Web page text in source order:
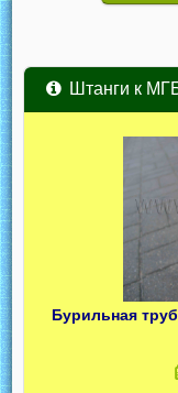
Штанги к
Бурильная